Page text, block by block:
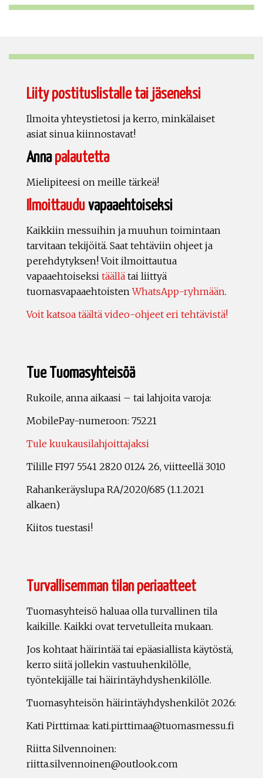
Liity postituslistalle tai jäseneksi
Ilmoita yhteystietosi ja kerro, minkälaiset
asiat sinua kiinnostavat!
Annapalautetta
Mielipiteesi on meille tärkeä!
Ilmoittauduvapaaehtoiseksi
Kaikkiin messuihin ja muuhun toimintaan
tarvitaan tekijöitä. Saat tehtäviin ohjeet ja
perehdytyksen! Voit ilmoittautua
vapaaehtoiseksi täällä tai liittyä
tuomasvapaaehtoistenWhatsApp-ryhmään.
Voit katsoa täältä video-ohjeet eri tehtävistä!
Tue Tuomasyhteisöä
Rukoile, anna aikaasi – tai lahjoita varoja:
MobilePay-numeroon: 75221
Tule kuukausilahjoittajaksi
Tilille FI97 5541 2820 0124 26, viitteellä 3010
Rahankeräyslupa RA/2020/685 (1.1.2021
alkaen)
Kiitos tuestasi!
Turvallisemman tilan periaatteet
Tuomasyhteisö haluaa olla turvallinen tila
kaikille. Kaikki ovat tervetulleita mukaan.
Jos kohtaat häirintää tai epäasiallista käytöstä,
kerro siitä jollekin vastuuhenkilölle,
työntekijälle tai häirintäyhdyshenkilölle.
Tuomasyhteisön häirintäyhdyshenkilöt 2026:
Kati Pirttimaa: kati.pirttimaa@tuomasmessu.fi
Riitta Silvennoinen:
riitta.silvennoinen@outlook.com